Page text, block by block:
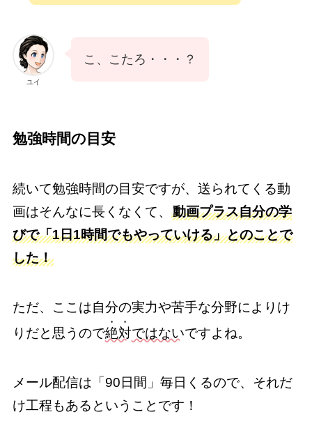
ユイ
こ、こたろ・・・？
勉強時間の目安
続いて勉強時間の目安ですが、送られてくる動
画はそんなに長くなくて、 動画プラス自分の学
びで「1日1時間でもやっていける」とのことで
した！
ただ、ここは自分の実力や苦手な分野によりけ
りだと思うので絶対ではないですよね。
メール配信は「90日間」毎日くるので、それだ
け工程もあるということです！